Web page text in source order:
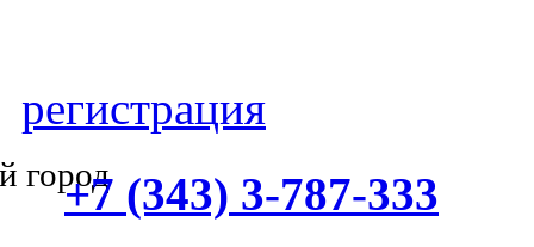
регистрация
город
+7 (343) 3-787-333